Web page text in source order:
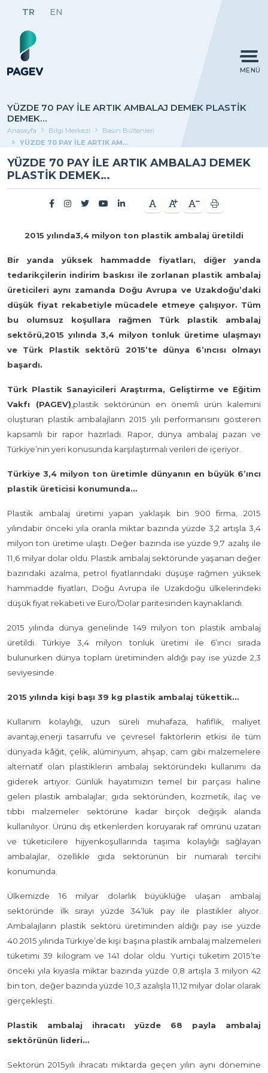
TR EN
MENÜ
YÜZDE 70 PAY İLE ARTIK AMBALAJ DEMEK PLASTİK
DEMEK…
Anasayfa Bilgi Merkezi
Basın Bültenleri
YÜZDE 70 PAY İLE ARTIK AMBALAJ DEMEK PLASTİK DEMEK…
YÜZDE 70 PAY İLE ARTIK AMBALAJ DEMEK
PLASTİK DEMEK…
2015 yılında3,4 milyon ton plastik ambalaj üretildi
Bir yanda yüksek hammadde fiyatları, diğer yanda
tedarikçilerin indirim baskısı ile zorlanan plastik ambalaj
üreticileri aynı zamanda Doğu Avrupa ve Uzakdoğu’daki
düşük fiyat rekabetiyle mücadele etmeye çalışıyor. Tüm
bu olumsuz koşullara rağmen Türk plastik ambalaj
sektörü,2015 yılında 3,4 milyon tonluk üretime ulaşmayı
ve Türk Plastik sektörü 2015’te dünya 6’ıncısı olmayı
başardı.
Türk Plastik Sanayicileri Araştırma, Geliştirme ve Eğitim
Vakfı (PAGEV) ,plastik sektörünün en önemli ürün kalemini
oluşturan plastik ambalajların 2015 yılı performansını gösteren
kapsamlı bir rapor hazırladı. Rapor, dünya ambalaj pazarı ve
Türkiye’nin yeri konusunda karşılaştırmalı verileri de içeriyor.
Türkiye 3,4 milyon ton üretimle dünyanın en büyük 6’ıncı
plastik üreticisi konumunda…
Plastik ambalaj üretimi yapan yaklaşık bin 900 firma, 2015
yılındabir önceki yıla oranla miktar bazında yüzde 3,2 artışla 3,4
milyon ton üretime ulaştı. Değer bazında ise yüzde 9,7 azalış ile
11,6 milyar dolar oldu. Plastik ambalaj sektöründe yaşanan değer
bazındaki azalma, petrol fiyatlarındaki düşüşe rağmen yüksek
hammadde fiyatları, Doğu Avrupa ile Uzakdoğu ülkelerindeki
düşük fiyat rekabeti ve Euro/Dolar paritesinden kaynaklandı.
2015 yılında dünya genelinde 149 milyon ton plastik ambalaj
üretildi. Türkiye 3,4 milyon tonluk üretimi ile 6’ıncı sırada
bulunurken dünya toplam üretiminden aldığı pay ise yüzde 2,3
seviyesinde.
2015 yılında kişi başı 39 kg plastik ambalaj tükettik…
Kullanım kolaylığı, uzun süreli muhafaza, hafiflik, maliyet
avantajı,enerji tasarrufu ve çevresel faktörlerin etkisi ile tüm
dünyada kâğıt, çelik, alüminyum, ahşap, cam gibi malzemelere
alternatif olan plastiklerin ambalaj sektöründeki kullanımı da
giderek artıyor. Günlük hayatımızın temel bir parçası haline
gelen plastik ambalajlar; gıda sektöründen, kozmetik, ilaç ve
tıbbi malzemeler sektörüne kadar birçok değişik alanda
kullanılıyor. Ürünü dış etkenlerden koruyarak raf ömrünü uzatan
ve tüketicilere hijyenkoşullarında taşıma kolaylığı sağlayan
ambalajlar, özellikle gıda sektörünün bir numaralı tercihi
konumunda.
Ülkemizde 16 milyar dolarlık büyüklüğe ulaşan ambalaj
sektöründe ilk sırayı yüzde 34’lük pay ile plastikler alıyor.
Ambalajların plastik sektörü üretiminden aldığı pay ise yüzde
40.2015 yılında Türkiye’de kişi başına plastik ambalaj malzemeleri
tüketimi 39 kilogram ve 141 dolar oldu. Yurtiçi tüketim 2015’te
önceki yıla kıyasla miktar bazında yüzde 0,8 artışla 3 milyon 42
bin ton, değer bazında yüzde 10,3 azalışla 11,12 milyar dolar olarak
gerçekleşti.
Plastik ambalaj ihracatı yüzde 68 payla ambalaj
sektörünün lideri…
Sektörün 2015yılı ihracatı miktarda geçen yılın aynı dönemine